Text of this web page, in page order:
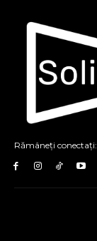
Rămâneți conectați: